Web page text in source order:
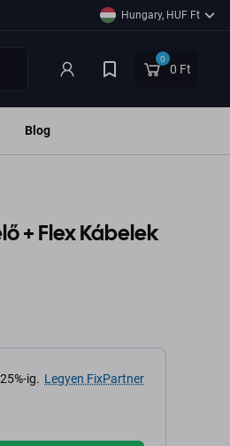
Hungary, HUF Ft
0
0 Ft
Blog
+ Flex Kábelek
ig. Legyen FixPartner